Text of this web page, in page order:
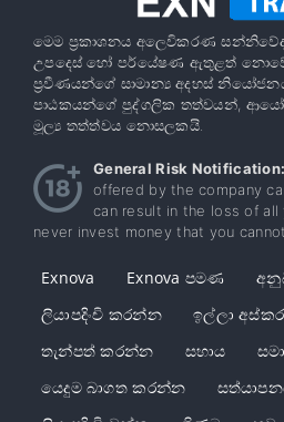
මෙම ප්‍රකාශනය අලෙවිකරණ
උපදෙස් හෝ පර්යේෂණ ඇතුළත්
ප්‍රවීණයන්ගේ සාමාන්‍ය අදහස්
පාඨකයන්ගේ පුද්ගලික තත්වයන්,
මූල්‍ය තත්ත්වය නොසලකයි.
General Risk Notification:
offered by the company
can result in the loss of all
never invest money that you
Exnova Exnova පමණ
ලියාපදිංචි කරන්න
ඉල්ලා
තැන්පත් කරන්න
සහාය
යෙදුම බාගත කරන්න